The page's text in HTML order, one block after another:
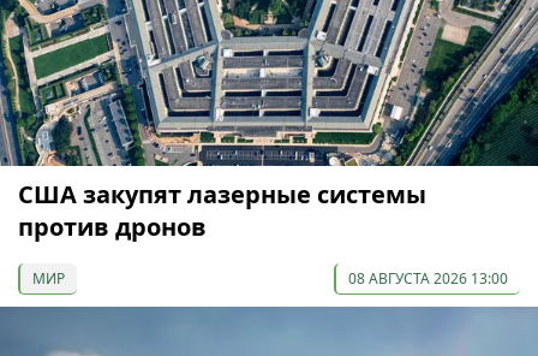
США закупят лазерные системы
против дронов
МИР 08 АВГУСТА 2026 13:00